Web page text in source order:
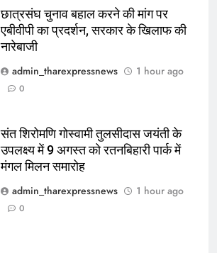
छात्रसंघ चुनाव बहाल करने की मांग पर
एबीवीपी का प्रदर्शन, सरकार के खिलाफ की
नारेबाजी
admin_tharexpressnews
1 hour ago
0
संत शिरोमणि गोस्वामी तुलसीदास जयंती के
उपलक्ष्य में 9 अगस्त को रतनबिहारी पार्क में
मंगल मिलन समारोह
admin_tharexpressnews
1 hour ago
0